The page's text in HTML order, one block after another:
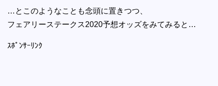
…とこのようなことも念頭に置きつつ、
フェアリーステークス2020予想オッズをみてみると…
ｽﾎﾟﾝｻｰﾘﾝｸ